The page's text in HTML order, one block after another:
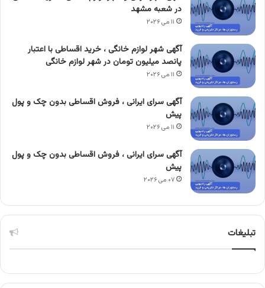
در شعبه مشهد
۱۱ می ۲۰۲۶
آگهی شهر لوازم خانگی ، خرید اقساطی با اعتبار
پانصد میلیون تومان در شهر لوازم خانگی
۱۱ می ۲۰۲۶
آگهی سرای ایرانی ، فروش اقساطی بدون چک و پول
پیش
۱۱ می ۲۰۲۶
آگهی سرای ایرانی ، فروش اقساطی بدون چک و پول
پیش
۰۷ می ۲۰۲۶
تبلیغات